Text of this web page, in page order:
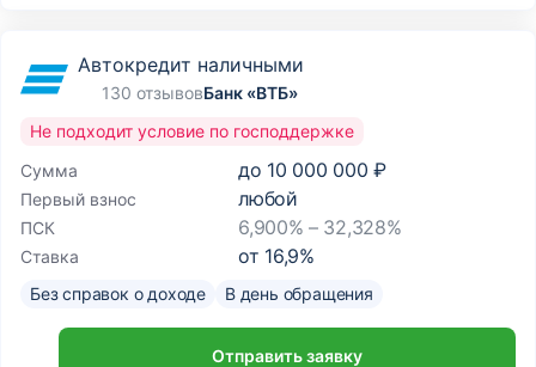
Автокредит наличными
130 отзывовБанк «ВТБ»
Сумма до 10 000 000 ₽
Первый взнос любой
ПСК 6,900% – 32,328%
Ставка от 16,9%
Не подходит условие по господдержке
Без справок о доходе В день обращения
Отправить заявку